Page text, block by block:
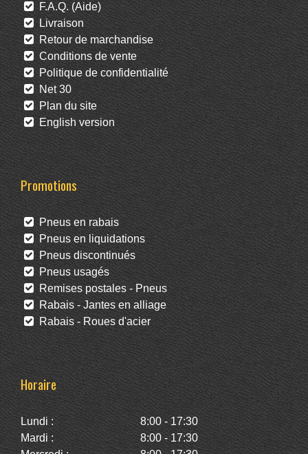
F.A.Q. (Aide)
Livraison
Retour de marchandise
Conditions de vente
Politique de confidentialité
Net 30
Plan du site
English version
Promotions
Pneus en rabais
Pneus en liquidations
Pneus discontinués
Pneus usagés
Remises postales - Pneus
Rabais - Jantes en alliage
Rabais - Roues d'acier
Horaire
Lundi :
8:00 - 17:30
Mardi :
8:00 - 17:30